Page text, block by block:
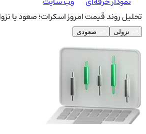
تحلیل روند قیمت امروز اسکرات؛ صعود یا
نزولی صعودی